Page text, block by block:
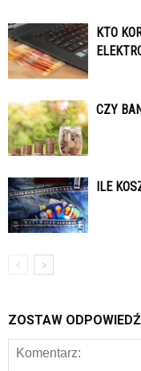
KTO
CZY
ILE
ZOSTAW ODPOWIEDŹ